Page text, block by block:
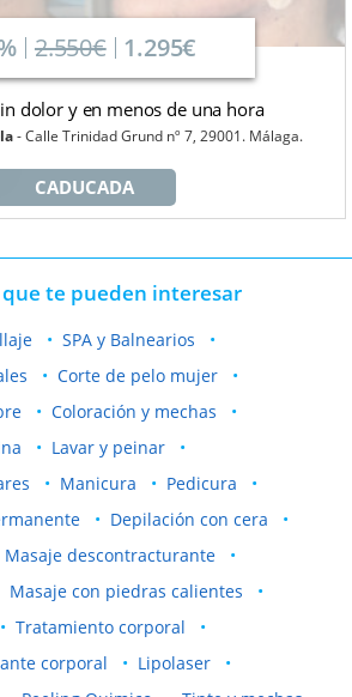
2.550€ 1.295€
dolor y en menos de una hora
Calle Trinidad Grund nº 7, 29001. Málaga.
CADUCADA
que te pueden interesar
SPA y Balnearios
Corte de pelo mujer
Coloración y mechas
Lavar y peinar
Manicura
Pedicura
Depilación con cera
Masaje descontracturante
Masaje con piedras calientes
Tratamiento corporal
corporal
Lipolaser